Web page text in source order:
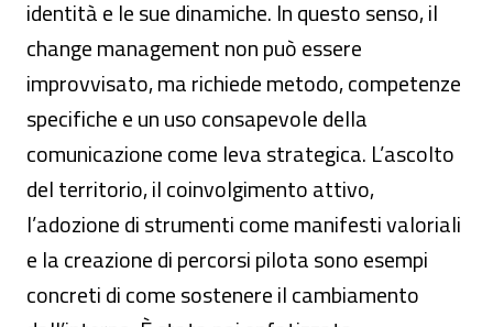
identità e le sue dinamiche. In questo senso, il
change management non può essere
improvvisato, ma richiede metodo, competenze
specifiche e un uso consapevole della
comunicazione come leva strategica. L’ascolto
del territorio, il coinvolgimento attivo,
l’adozione di strumenti come manifesti valoriali
e la creazione di percorsi pilota sono esempi
concreti di come sostenere il cambiamento